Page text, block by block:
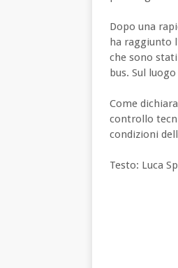
Dopo una
ha raggiunto
che sono
bus. Sul
Come
controllo
condizioni
Testo: Luca